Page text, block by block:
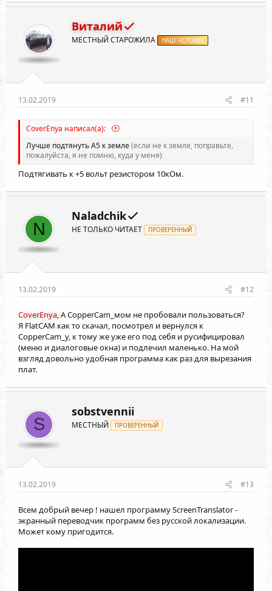
Виталий
МЕСТНЫЙ СТАРОЖИЛА НАШ ЧЕЛОВЕК
13.02.2019 #11
CoverEnya написал(а):
Лучше подтянуть A5 к земле(если не к земле, поправьте,
пожалуйста, я не помню, куда у меня)
Подтягивать к +5 вольт резистором 10кОм.
N
Naladchik
НЕ ТОЛЬКО ЧИТАЕТ ПРОВЕРЕННЫЙ
13.02.2019 #12
CoverEnya , А CopperCam_мом не пробовали пользоваться?
Я FlatCAM как то скачал, посмотрел и вернулся к
CopperCam_у, к тому же уже его под себя и русифицировал
(меню и диалоговые окна) и подлечил маленько. На мой
взгляд довольно удобная программа как раз для вырезания
плат.
S
sobstvennii
МЕСТНЫЙ ПРОВЕРЕННЫЙ
13.02.2019 #13
Всем добрый вечер ! нашел программу ScreenTranslator -
экранный переводчик программ без русской локализации.
Может кому пригодится.